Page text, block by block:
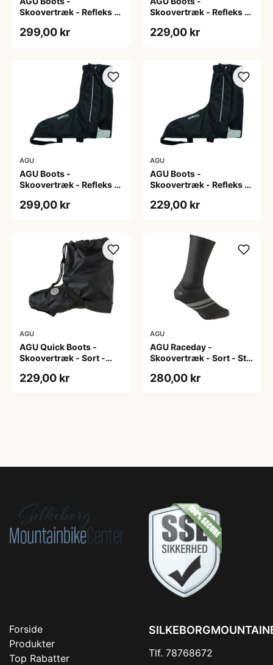
Skoovertræk - Refleks -
299,00 kr
Skoovertræk - Refleks -
229,00 kr
AGU
AGU Boots -
Skoovertræk - Refleks -
299,00 kr
AGU
AGU Boots -
Skoovertræk - Refleks -
229,00 kr
AGU
AGU Quick Boots -
Skoovertræk - Sort -
229,00 kr
AGU
AGU Raceday -
Skoovertræk - Sort - Str.
280,00 kr
Forside
Produkter
Top Rabatter
Tlf. 78768672